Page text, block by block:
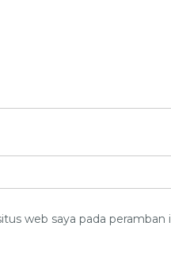
web saya pada